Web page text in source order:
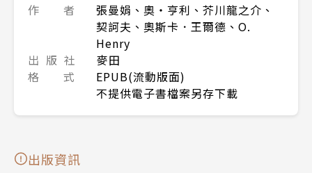
作 者
張曼娟、奧‧亨利、芥川龍之介、
契訶夫、奧斯卡．王爾德、O.
Henry
出 版 社
麥田
格 式
EPUB(流動版面)
不提供電子書檔案另存下載
出版資訊